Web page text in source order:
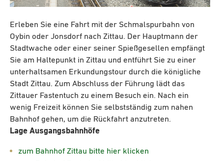
Erleben Sie eine Fahrt mit der Schmalspurbahn von
Oybin oder Jonsdorf nach Zittau. Der Hauptmann der
Stadtwache oder einer seiner Spießgesellen empfängt
Sie am Haltepunkt in Zittau und entführt Sie zu einer
unterhaltsamen Erkundungstour durch die königliche
Stadt Zittau. Zum Abschluss der Führung lädt das
Zittauer Fastentuch zu einem Besuch ein. Nach ein
wenig Freizeit können Sie selbstständig zum nahen
Bahnhof gehen, um die Rückfahrt anzutreten.
Lage Ausgangsbahnhöfe
zum Bahnhof Zittau bitte hier klicken